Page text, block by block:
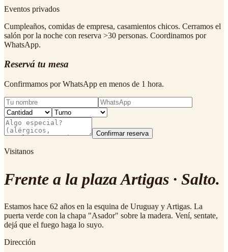
Eventos privados
Cumpleaños, comidas de empresa, casamientos chicos. Cerramos el
salón por la noche con reserva >30 personas. Coordinamos por
WhatsApp.
Reservá tu mesa
Confirmamos por WhatsApp en menos de 1 hora.
Confirmar reserva
Visitanos
Frente a la plaza Artigas · Salto.
Estamos hace 62 años en la esquina de Uruguay y Artigas. La
puerta verde con la chapa "Asador" sobre la madera. Vení, sentate,
dejá que el fuego haga lo suyo.
Dirección